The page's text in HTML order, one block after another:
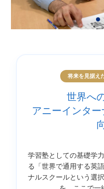
将来を見据え
世界へ
アニーインタ
学習塾としての基礎学
る「世界で通用する英
ナルスクールという選